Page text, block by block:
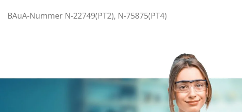
BAuA-Nummer N-22749(PT2), N-75875(PT4)